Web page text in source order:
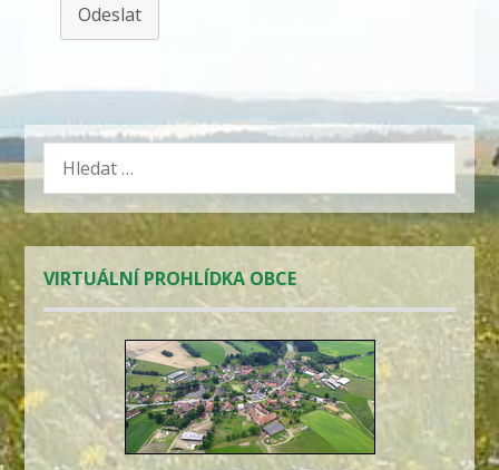
Odeslat
VYHLEDÁVÁNÍ
VIRTUÁLNÍ PROHLÍDKA OBCE